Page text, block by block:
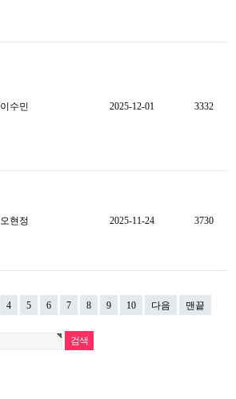
이수민 2025-12-01 3332
오현정 2025-11-24 3730
4 5 6 7 8 9 10 다음 맨끝